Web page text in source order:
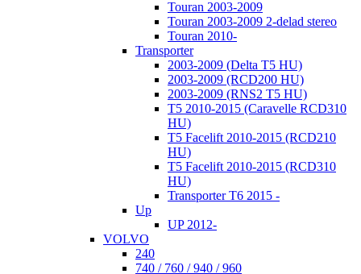
Touran 2003-2009
Touran 2003-2009 2-delad stereo
Touran 2010-
Transporter
2003-2009 (Delta T5 HU)
2003-2009 (RCD200 HU)
2003-2009 (RNS2 T5 HU)
T5 2010-2015 (Caravelle RCD310
HU)
T5 Facelift 2010-2015 (RCD210
HU)
T5 Facelift 2010-2015 (RCD310
HU)
Transporter T6 2015 -
Up
UP 2012-
VOLVO
240
740 / 760 / 940 / 960